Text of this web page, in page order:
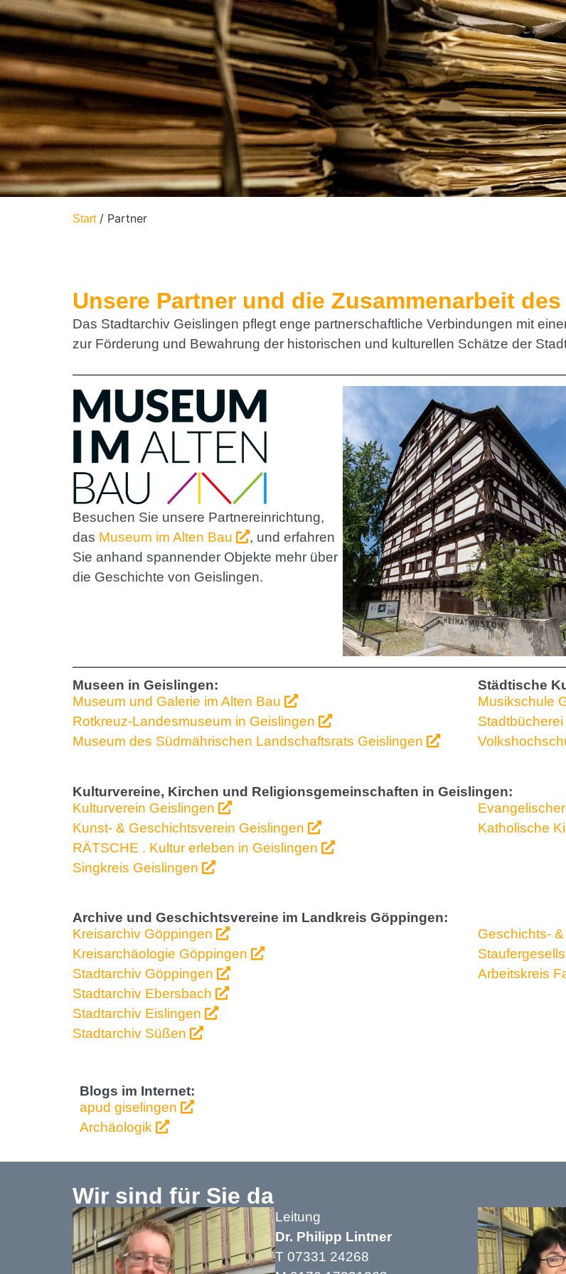
Start/ Partner
Unsere Partner und die Zusammenarbeit
Das Stadtarchiv Geislingen pflegt enge partnerschaftliche Verbindungen mit
zur Förderung und Bewahrung der historischen und kulturellen Schätze der
Besuchen Sie unsere Partnereinrichtung,
das Museum im Alten Bau
, und erfahren
Sie anhand spannender Objekte mehr über
die Geschichte von Geislingen.
Museen in Geislingen:
Museum und Galerie im Alten Bau
Rotkreuz-Landesmuseum in Geislingen
Museum des Südmährischen Landschaftsrats Geislingen
Städtische
Musikschule
Kulturvereine, Kirchen und Religionsgemeinschaften in Geislingen:
Kulturverein Geislingen
Kunst- & Geschichtsverein Geislingen
RÄTSCHE . Kultur erleben in Geislingen
Singkreis Geislingen
Katholische
Archive und Geschichtsvereine im Landkreis Göppingen:
Kreisarchiv Göppingen
Kreisarchäologie Göppingen
Stadtarchiv Göppingen
Stadtarchiv Ebersbach
Stadtarchiv Eislingen
Stadtarchiv Süßen
Geschichts-
Arbeitskreis
Blogs im Internet:
apud giselingen
Archäologik
Wir sind für Sie da
Leitung
Dr. Philipp Lintner
T 07331 24268